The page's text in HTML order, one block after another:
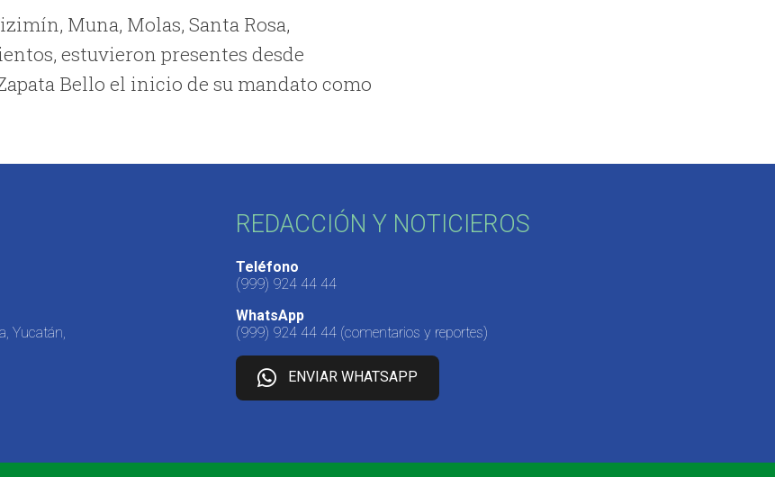
Muna, Molas, Santa Rosa,
estuvieron presentes desde
Bello el inicio de su mandato como
Yucatán,
REDACCIÓN Y NOTICIEROS
Teléfono
(999) 924 44 44
WhatsApp
(999) 924 44 44 (comentarios y reportes)
ENVIAR WHATSAPP